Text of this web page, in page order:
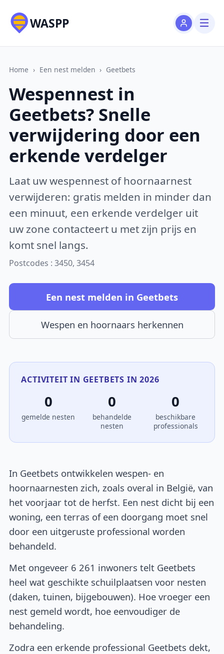
WASPP
Home › Een nest melden › Geetbets
Wespennest in
Geetbets? Snelle
verwijdering door een
erkende verdelger
Laat uw wespennest of hoornaarnest
verwijderen: gratis melden in minder dan
een minuut, een erkende verdelger uit
uw zone contacteert u met zijn prijs en
komt snel langs.
Postcodes : 3450, 3454
Een nest melden in Geetbets
Wespen en hoornaars herkennen
ACTIVITEIT IN GEETBETS IN 2026
0
gemelde nesten
0
behandelde
nesten
0
beschikbare
professionals
In Geetbets ontwikkelen wespen- en
hoornaarnesten zich, zoals overal in België, van
het voorjaar tot de herfst. Een nest dicht bij een
woning, een terras of een doorgang moet snel
door een uitgeruste professional worden
behandeld.
Met ongeveer 6 261 inwoners telt Geetbets
heel wat geschikte schuilplaatsen voor nesten
(daken, tuinen, bijgebouwen). Hoe vroeger een
nest gemeld wordt, hoe eenvoudiger de
behandeling.
Zodra een erkende professional Geetbets dekt,